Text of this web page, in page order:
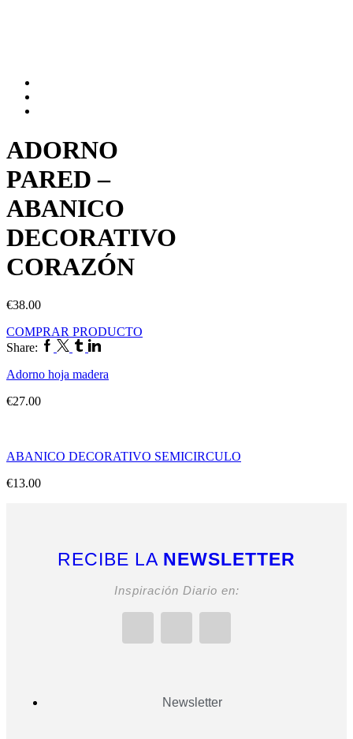
ADORNO
PARED –
ABANICO
DECORATIVO
CORAZÓN
€38.00
COMPRAR PRODUCTO
Share:
Adorno hoja madera
€27.00
ABANICO DECORATIVO SEMICIRCULO
€13.00
RECIBE LA NEWSLETTER
Inspiración Diario en:
Newsletter